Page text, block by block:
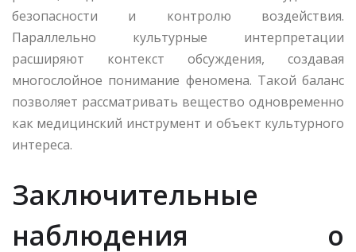
безопасности и контролю воздействия.
Параллельно культурные интерпретации
расширяют контекст обсуждения, создавая
многослойное понимание феномена. Такой баланс
позволяет рассматривать вещество одновременно
как медицинский инструмент и объект культурного
интереса.
Заключительные
наблюдения о